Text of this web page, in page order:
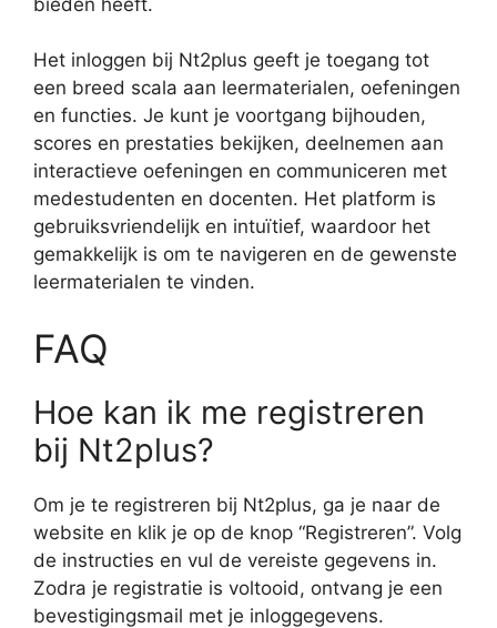
Het inloggen bij Nt2plus geeft je toegang tot
een breed scala aan leermaterialen, oefeningen
en functies. Je kunt je voortgang bijhouden,
scores en prestaties bekijken, deelnemen aan
interactieve oefeningen en communiceren met
medestudenten en docenten. Het platform is
gebruiksvriendelijk en intuïtief, waardoor het
gemakkelijk is om te navigeren en de gewenste
leermaterialen te vinden.
FAQ
Hoe kan ik me registreren
bij Nt2plus?
Om je te registreren bij Nt2plus, ga je naar de
website en klik je op de knop “Registreren”. Volg
de instructies en vul de vereiste gegevens in.
Zodra je registratie is voltooid, ontvang je een
bevestigingsmail met je inloggegevens.